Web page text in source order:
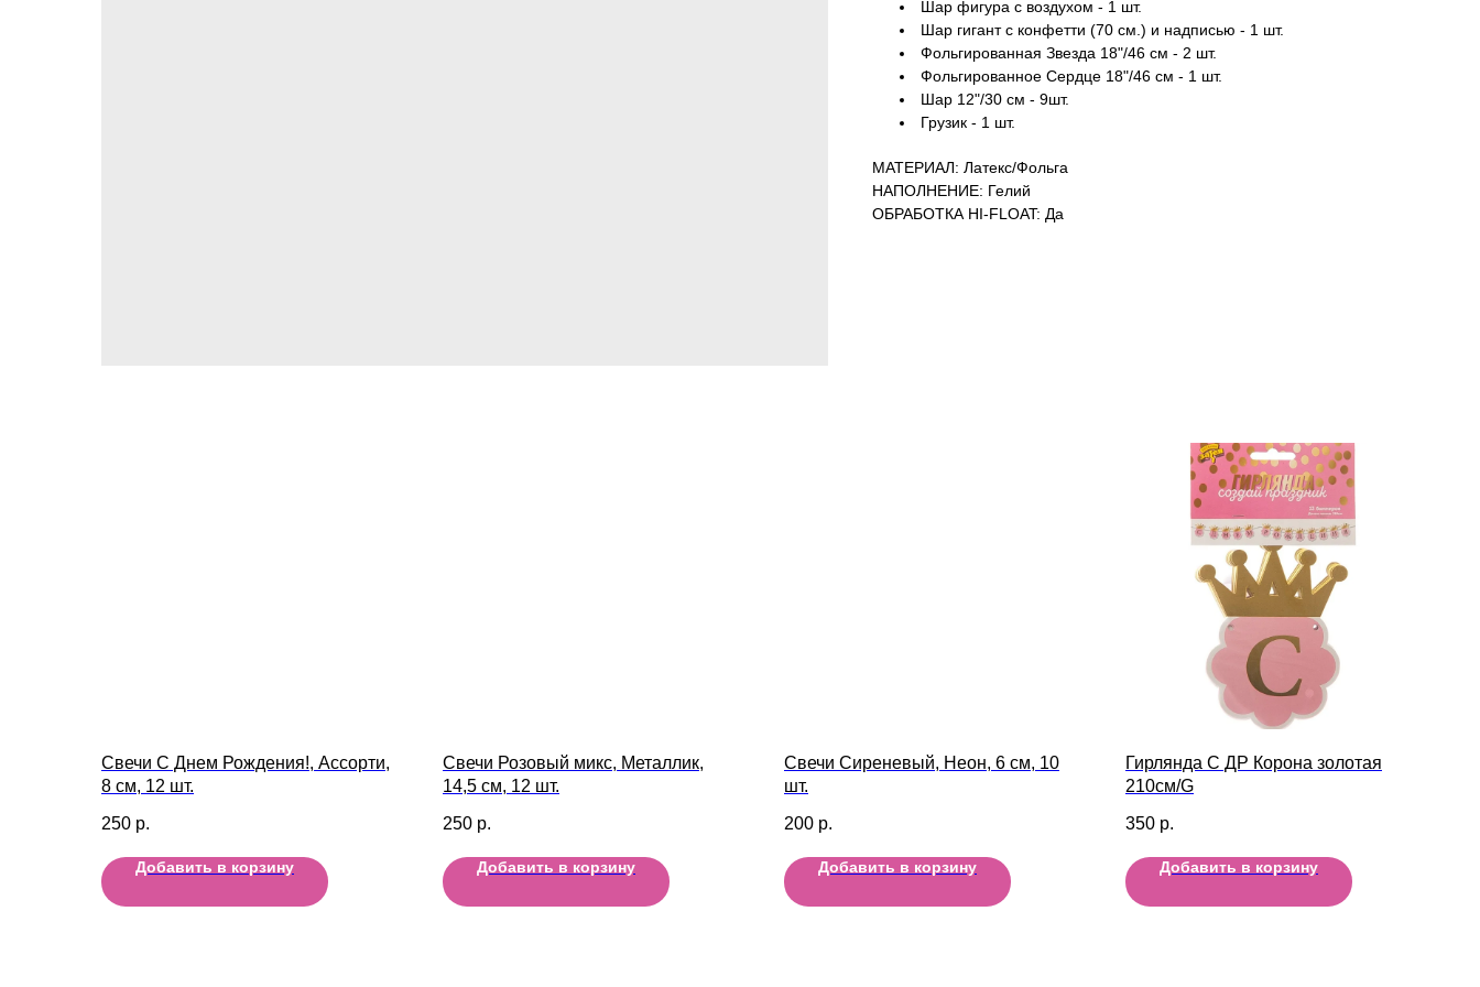
Шар фигура с воздухом - 1 шт.
Шар гигант с конфетти (70 см.) и надписью - 1 шт.
Фольгированная Звезда 18"/46 см - 2 шт.
Фольгированное Сердце 18"/46 см - 1 шт.
Шар 12"/30 см - 9шт.
Грузик - 1 шт.
МАТЕРИАЛ: Латекс/Фольга
НАПОЛНЕНИЕ: Гелий
ОБРАБОТКА HI-FLOAT: Да
Свечи С Днем Рождения!, Ассорти,
8 см, 12 шт.
250 р.
Добавить в корзину
Свечи Розовый микс, Металлик,
14,5 см, 12 шт.
250 р.
Добавить в корзину
Свечи Сиреневый, Неон, 6 см, 10
шт.
200 р.
Добавить в корзину
Гирлянда С ДР Корона золотая
210см/G
350 р.
Добавить в корзину